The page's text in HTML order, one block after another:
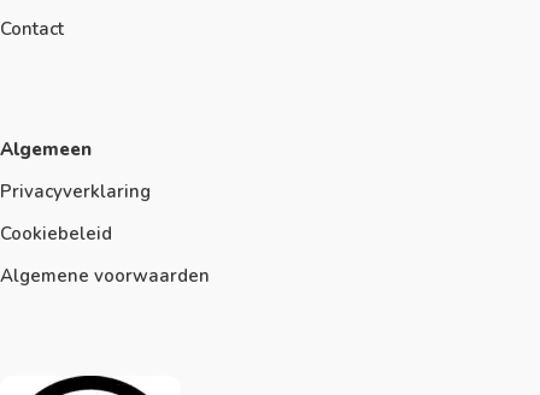
Contact
Algemeen
Privacyverklaring
Cookiebeleid
Algemene voorwaarden